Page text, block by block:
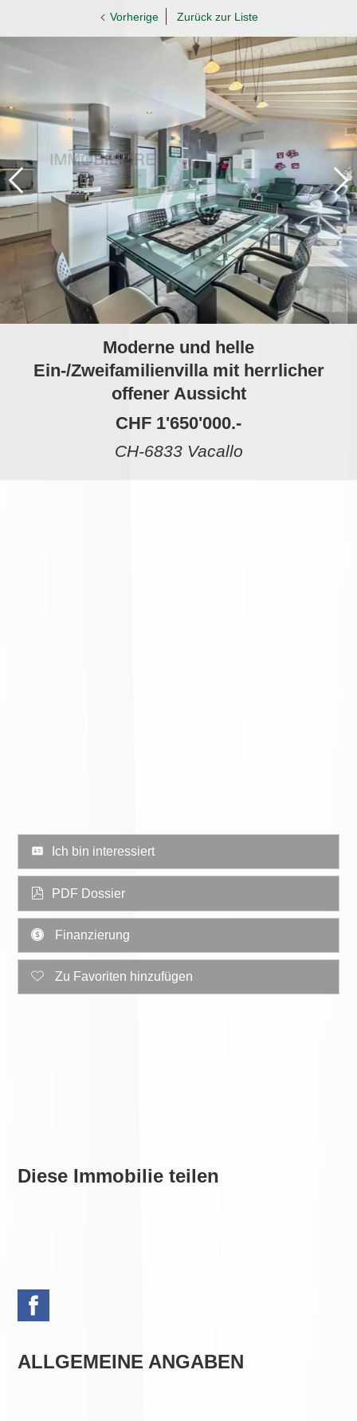
Vorherige Zurück zur Liste
Moderne und helle
Ein-/Zweifamilienvilla mit herrlicher
offener Aussicht
CHF 1'650'000.-
CH-6833 Vacallo
Ich bin interessiert
PDF Dossier
Finanzierung
Zu Favoriten hinzufügen
Diese Immobilie teilen
ALLGEMEINE ANGABEN